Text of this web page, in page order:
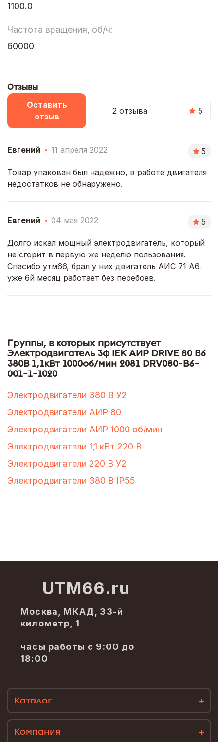
1100.0
Частота вращения, об/ч:
60000
Отзывы
5
2 отзыва
Оставить
отзыв
Евгений 11 апреля 2022 5
Товар упакован был надежно, в работе двигателя
недостатков не обнаружено.
Евгений 04 мая 2022 5
Долго искал мощный электродвигатель, который
не сгорит в первую же неделю пользования.
Спасибо утм66, брал у них двигатель АИС 71 А6,
уже 6й месяц работает без перебоев.
Группы, в которых присутствует
Электродвигатель 3ф IEK АИР DRIVE 80 В6
380В 1,1кВт 1000об/мин 2081 DRV080-B6-
001-1-1020
Электродвигатели 380 В У2
Электродвигатели АИР 80
Электродвигатели АИР 1000 об/мин
Электродвигатели 1,1 кВт 220 В
Электродвигатели 220 В У2
Электродвигатели 380 В IP55
UTM66.ru
Москва, МКАД, 33-й
километр, 1
часы работы с 9:00 до
18:00
Каталог
Компания